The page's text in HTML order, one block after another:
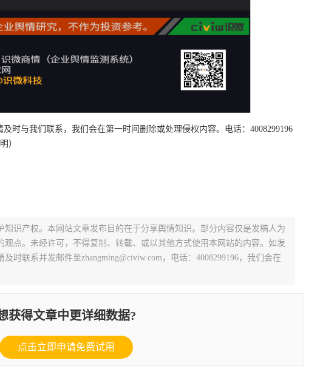
时与我们联系，我们会在第一时间删除或处理侵权内容。电话：4008299196
）
知识产权。本网站文章发布目的在于分享舆情知识。部分内容仅是发稿人为
观点。未经许可，不得复制、转载、或以其他方式使用本网站的内容。如发
时联系并发邮件至zhangming@civiw.com，电话：4008299196，我们会在
获得文章中更详细数据?
点击立即申请免费试用